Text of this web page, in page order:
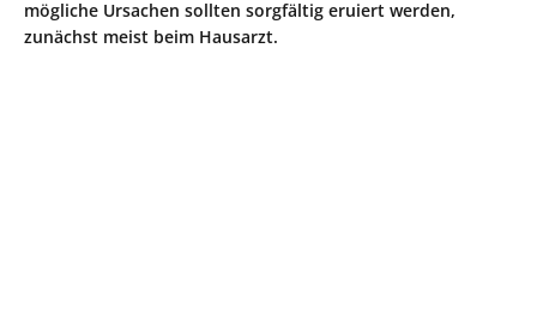
mögliche Ursachen sollten sorgfältig eruiert werden,
zunächst meist beim Hausarzt.